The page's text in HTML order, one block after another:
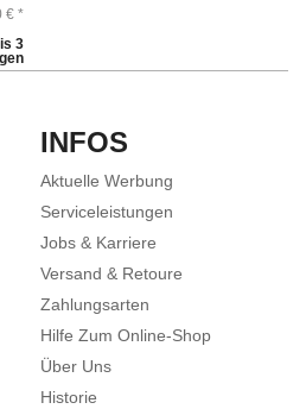
€ *
3
INFOS
Aktuelle Werbung
Serviceleistungen
Jobs & Karriere
Versand & Retoure
Zahlungsarten
Hilfe Zum Online-Shop
Über Uns
Historie